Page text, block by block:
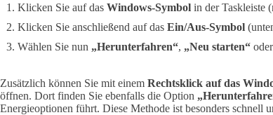
Klicken Sie auf das Windows-Symbol in der Taskleiste
Klicken Sie anschließend auf das Ein/Aus-Symbol
Wählen Sie nun „Herunterfahren“, „Neu starten“ oder
Zusätzlich können Sie mit einem Rechtsklick auf das
öffnen. Dort finden Sie ebenfalls die Option
Energieoptionen führt. Diese Methode ist besonders schnell